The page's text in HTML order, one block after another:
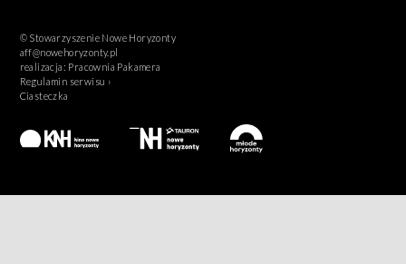
© Stowarzyszenie Nowe Horyzonty
aff@nowehoryzonty.pl
realizacja: Pracownia Pakamera
Regulamin serwisu ›
Ciasteczka